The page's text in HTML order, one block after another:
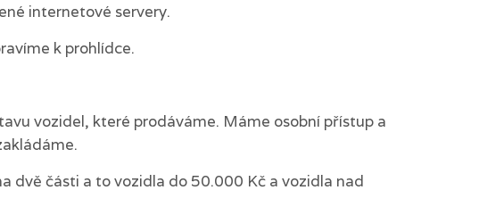
internetové servery.
k prohlídce.
vozidel, které prodáváme. Máme osobní přístup a
dvě části a to vozidla do 50.000 Kč a vozidla nad